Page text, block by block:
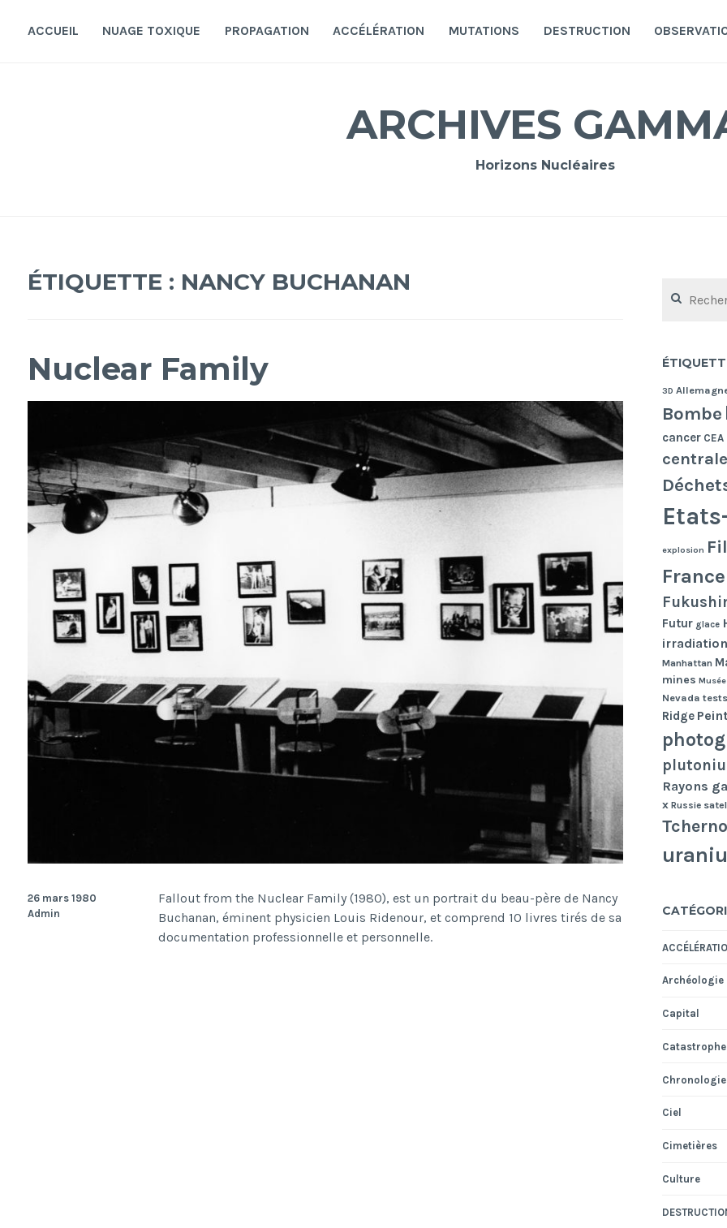
ACCUEIL NUAGE TOXIQUE PROPAGATION ACCÉLÉRATION MUTATIONS DESTRUCTION
ARCHIVES
Horizons Nucléaires
ÉTIQUETTE : NANCY BUCHANAN
Nuclear Family
Fallout from the Nuclear Family (1980), est un portrait du beau-père de Nancy
Buchanan, éminent physicien Louis Ridenour, et comprend 10 livres tirés de sa
documentation professionnelle et personnelle.
26 mars 1980
Admin
3D
Bombe
cancer CEA
explosion
France
Futur glace
irradiation
Manhattan
mines Musée
Nevada
Ridge
Rayons
x Russie
Archéologie
Capital
Catastrophe
Ciel
Cimetières
Culture